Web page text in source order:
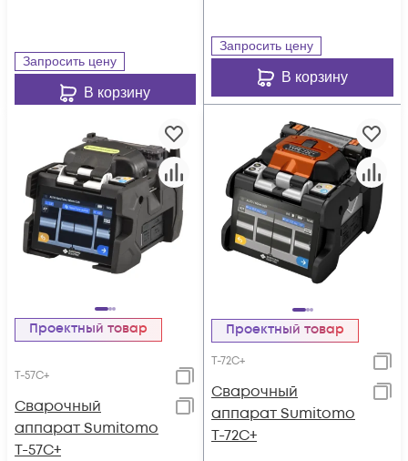
Запросить цену
В корзину
Запросить цену
В корзину
Проектный товар
T-57C+
Cварочный
аппарат Sumitomo
T-57C+
Проектный товар
T-72C+
Cварочный
аппарат Sumitomo
T-72C+